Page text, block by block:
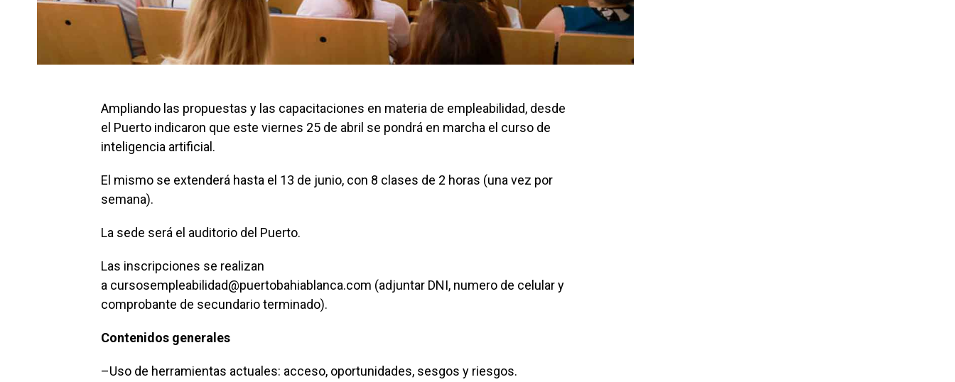
Ampliando las propuestas y las capacitaciones en materia de empleabilidad, desde
el Puerto indicaron que este viernes 25 de abril se pondrá en marcha el curso de
inteligencia artificial.
El mismo se extenderá hasta el 13 de junio, con 8 clases de 2 horas (una vez por
semana).
La sede será el auditorio del Puerto.
Las inscripciones se realizan
a cursosempleabilidad@puertobahiablanca.com (adjuntar DNI, numero de celular y
comprobante de secundario terminado).
Contenidos generales
–Uso de herramientas actuales: acceso, oportunidades, sesgos y riesgos.